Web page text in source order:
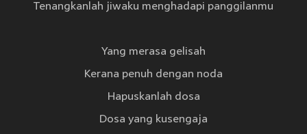
Tenangkanlah jiwaku menghadapi panggilanmu
Yang merasa gelisah
Kerana penuh dengan noda
Hapuskanlah dosa
Dosa yang kusengaja